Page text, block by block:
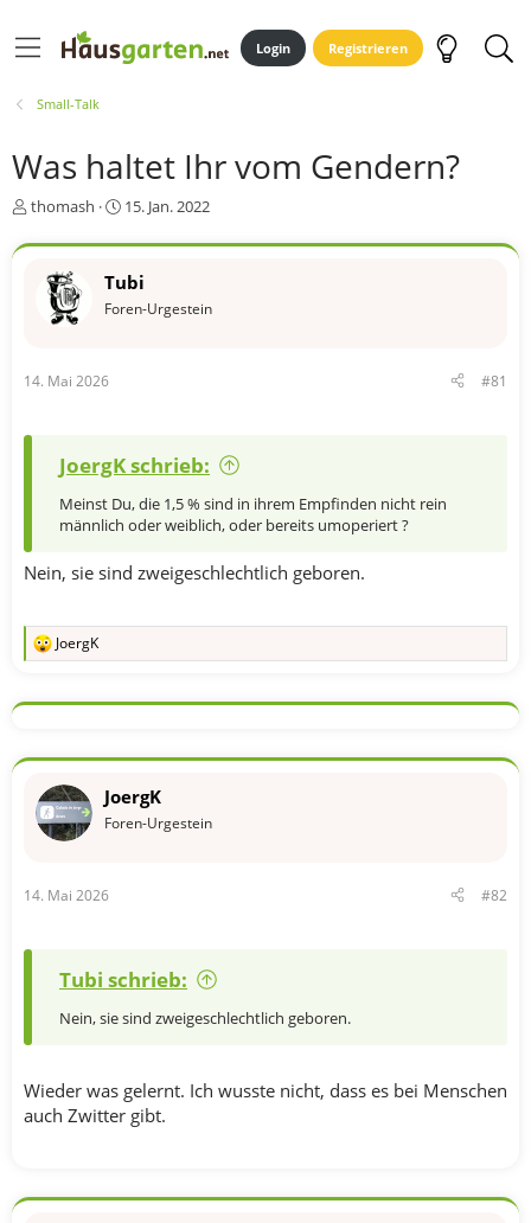
Login Registrieren
Small-Talk
Was haltet Ihr vom Gendern?
E
s
r
thomash
E
s
e
l
15. Jan. 2022
Tubi
Foren-Urgestein
14. Mai 2026 #81
JoergK schrieb:
Meinst Du, die 1,5 % sind in ihrem Empfinden nicht rein
männlich oder weiblich, oder bereits umoperiert ?
Nein, sie sind zweigeschlechtlich geboren.
R
k
o
e
n
JoergK
JoergK
Foren-Urgestein
14. Mai 2026 #82
Tubi schrieb:
Nein, sie sind zweigeschlechtlich geboren.
Wieder was gelernt. Ich wusste nicht, dass es bei Menschen
auch Zwitter gibt.